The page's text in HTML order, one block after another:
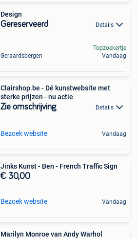
Design
Gereserveerd Details
Geraardsbergen
Topzoekertje
Vandaag
Clairshop.be - Dé kunstwebsite met
sterke prijzen - nu actie
Zie omschrijving Details
Bezoek website Vandaag
Jinks Kunst - Ben - French Traffic Sign
€ 30,00
Bezoek website Vandaag
Marilyn Monroe van Andy Warhol